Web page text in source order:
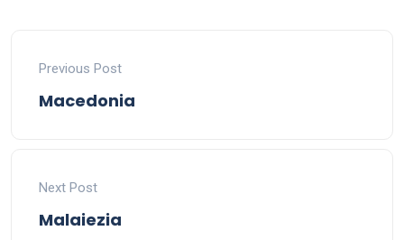
Previous Post
Macedonia
Next Post
Malaiezia